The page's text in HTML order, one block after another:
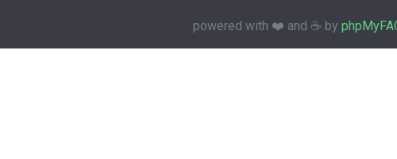
powered with ❤️ and ☕️ by